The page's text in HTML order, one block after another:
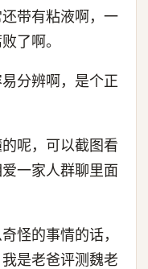
带有粘液啊，一
了啊。
分辨啊，是个正
呢，可以截图看
一家人群聊里面
怪的事情的话，
是老爸评测魏老